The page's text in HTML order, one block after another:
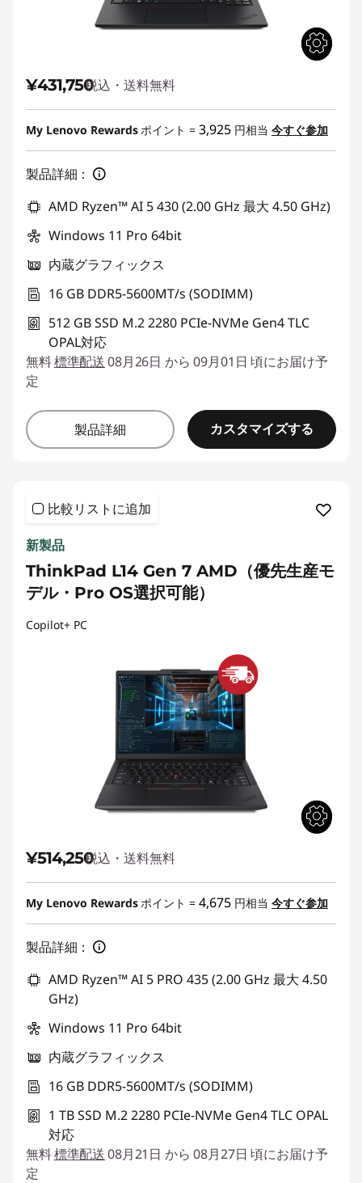
¥431,750税込・送料無料
My Lenovo Rewardsポイント = 3,925 円相当 今すぐ参加
製品詳細：
AMD Ryzen™ AI 5 430 (2.00 GHz 最大 4.50 GHz)
Windows 11 Pro 64bit
内蔵グラフィックス
16 GB DDR5-5600MT/s (SODIMM)
512 GB SSD M.2 2280 PCIe-NVMe Gen4 TLC
OPAL対応
無料標準配送08月26日 から 09月01日 頃にお届け予
定
製品詳細 カスタマイズする
比較リストに追加
新製品
ThinkPad L14 Gen 7 AMD（優先生産モ
デル・Pro OS選択可能）
Copilot+ PC
¥514,250税込・送料無料
My Lenovo Rewardsポイント = 4,675 円相当 今すぐ参加
製品詳細：
AMD Ryzen™ AI 5 PRO 435 (2.00 GHz 最大 4.50
GHz)
Windows 11 Pro 64bit
内蔵グラフィックス
16 GB DDR5-5600MT/s (SODIMM)
1 TB SSD M.2 2280 PCIe-NVMe Gen4 TLC OPAL
対応
無料標準配送08月21日 から 08月27日 頃にお届け予
定